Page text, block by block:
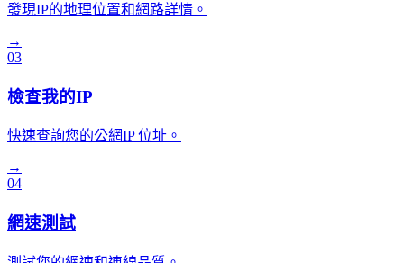
發現IP的地理位置和網路詳情。
→
03
檢查我的IP
快速查詢您的公網IP 位址。
→
04
網速測試